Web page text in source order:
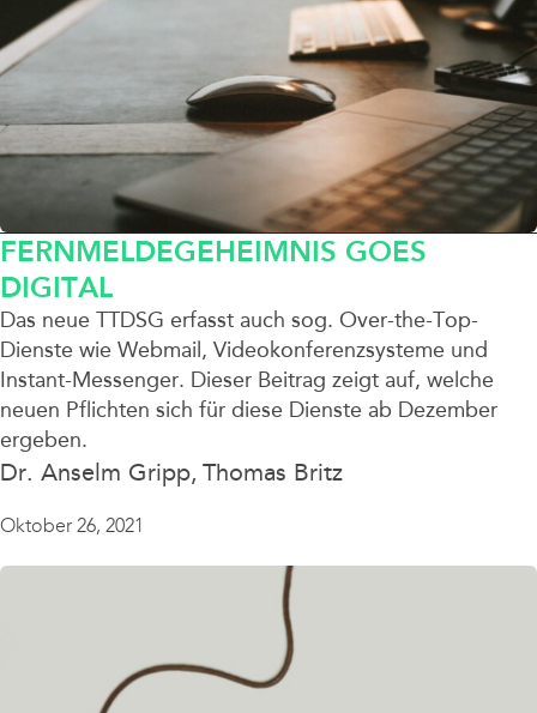
FERNMELDEGEHEIMNIS GOES
DIGITAL
Das neue TTDSG erfasst auch sog. Over-the-Top-
Dienste wie Webmail, Videokonferenzsysteme und
Instant-Messenger. Dieser Beitrag zeigt auf, welche
neuen Pflichten sich für diese Dienste ab Dezember
ergeben.
Dr. Anselm Gripp Thomas Britz
Oktober 26, 2021